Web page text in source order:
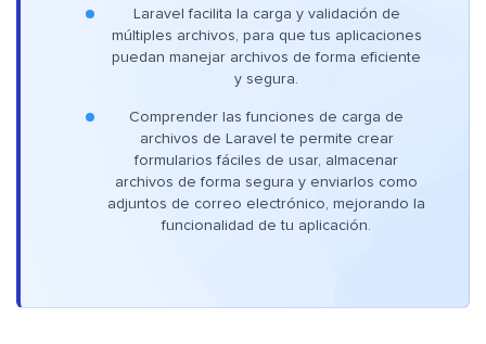
Laravel facilita la carga y validación de
múltiples archivos, para que tus aplicaciones
puedan manejar archivos de forma eficiente
y segura.
Comprender las funciones de carga de
archivos de Laravel te permite crear
formularios fáciles de usar, almacenar
archivos de forma segura y enviarlos como
adjuntos de correo electrónico, mejorando la
funcionalidad de tu aplicación.